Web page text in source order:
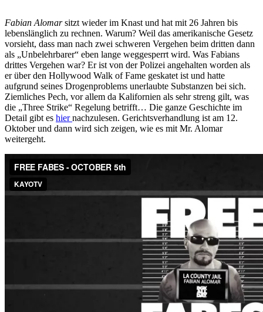
Fabian Alomarsitzt wieder im Knast und hat mit 26 Jahren bis
lebenslänglich zu rechnen. Warum? Weil das amerikanische Gesetz
vorsieht, dass man nach zwei schweren Vergehen beim dritten dann
als „Unbelehrbarer“ eben lange weggesperrt wird. Was Fabians
drittes Vergehen war? Er ist von der Polizei angehalten worden als
er über den Hollywood Walk of Fame geskatet ist und hatte
aufgrund seines Drogenproblems unerlaubte Substanzen bei sich.
Ziemliches Pech, vor allem da Kalifornien als sehr streng gilt, was
die „Three Strike“ Regelung betrifft… Die ganze Geschichte im
Detail gibt es hiernachzulesen. Gerichtsverhandlung ist am 12.
Oktober und dann wird sich zeigen, wie es mit Mr. Alomar
weitergeht.